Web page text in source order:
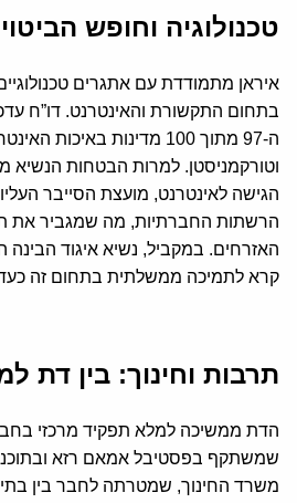
טכנולוגיה וחופש הביטוי
איראן מתמודדת עם אתגרים
בתחום התקשורת והאינטרנט. דו”ח
ה-97 מתוך 100 מדינות
וטורקמניסטן. למרות הבטחות הנשיא
הגישה לאינטרנט, מועצת הסייבר
הרשתות החברתיות, מה שמגביר את
האזרחים. במקביל, נשיא איגוד הבינה
קרא לתמיכה ממשלתית בתחום זה
תרבות וחינוך: בין דת
הדת ממשיכה למלא תפקיד מרכזי
שמשתקף בפסטיבל אמאם רזא
משרד החינוך, שמטרתה לחבר בין